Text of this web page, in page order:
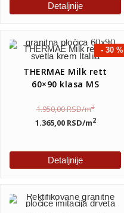
Detaljnije
- 30 %
THERMAE Milk rett
60×90 klasa MS
1.950,00RSD/m2
1.365,00 RSD/m2
Detaljnije